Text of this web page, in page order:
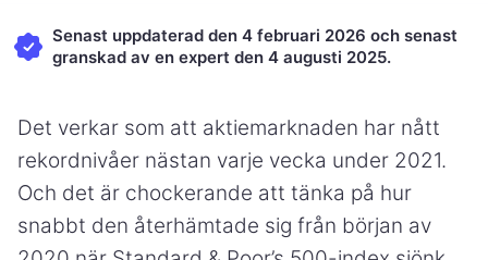
Senast uppdaterad den 4 februari 2026 och senast
granskad av en expert den 4 augusti 2025.
Det verkar som att aktiemarknaden har nått
rekordnivåer nästan varje vecka under 2021.
Och det är chockerande att tänka på hur
snabbt den återhämtade sig från början av